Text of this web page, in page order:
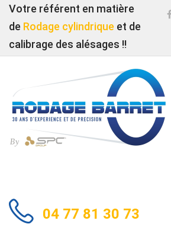
Votre référent en matière
de Rodage cylindrique et de
calibrage des alésages !!
04 77 81 30 73